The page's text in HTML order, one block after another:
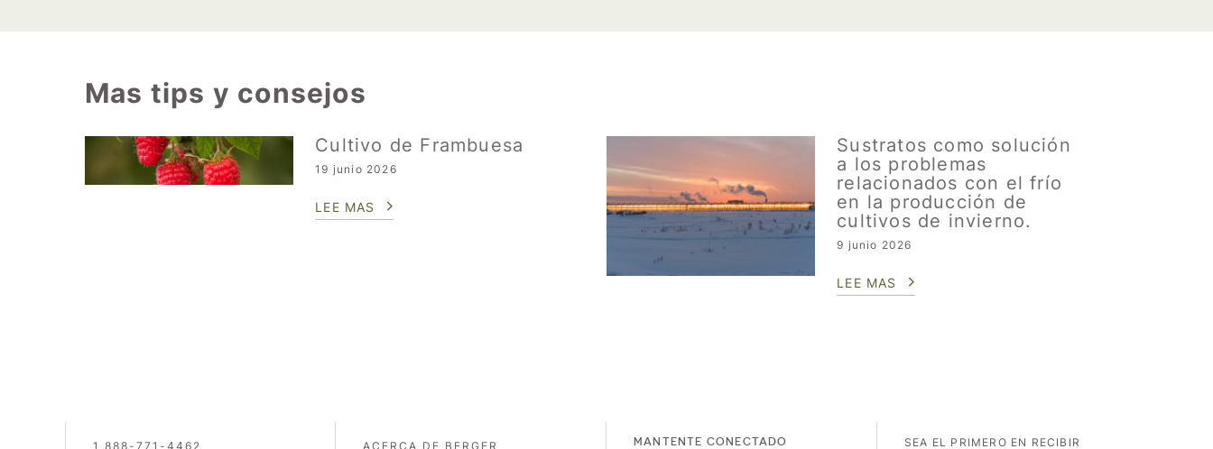
Mas tips y consejos
Cultivo de Frambuesa
19 junio 2026
LEE MAS
Sustratos como solución
a los problemas
relacionados con el frío
en la producción de
cultivos de invierno.
9 junio 2026
LEE MAS
1 888-771-4462 ACERCA DE BERGER MANTENTE CONECTADO SEA EL PRIMERO EN RECIBIR